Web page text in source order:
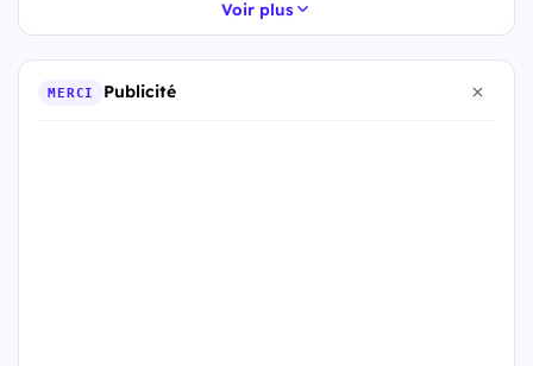
Voir plus
MERCI Publicité